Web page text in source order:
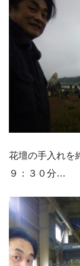
花壇の手入れを
９：３０分…